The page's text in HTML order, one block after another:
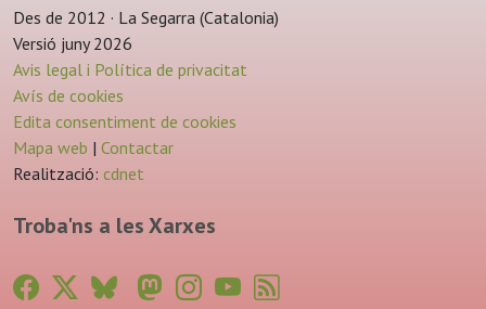
Des de 2012 · La Segarra (Catalonia)
Versió juny 2026
Avis legal i Política de privacitat
Avís de cookies
Edita consentiment de cookies
Mapa web | Contactar
Realització: cdnet
Troba'ns a les Xarxes